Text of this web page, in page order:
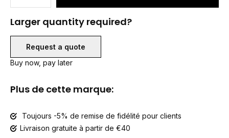
Larger quantity required?
Request a quote
Buy now, pay later
Plus de cette marque:
Toujours -5% de remise de fidélité pour clients
Livraison gratuite à partir de €40